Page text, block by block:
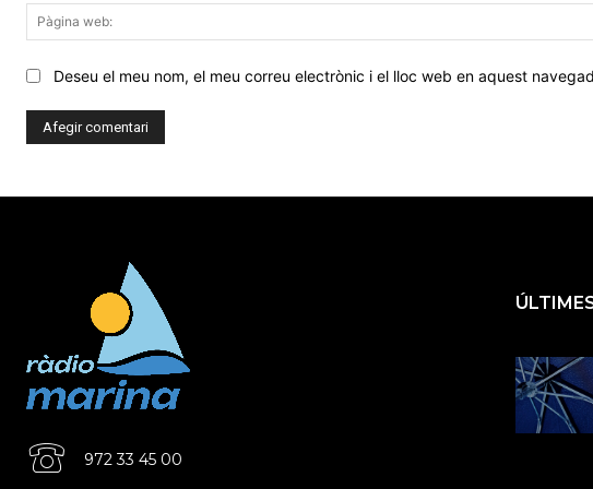
Deseu el meu nom, el meu correu electrònic i el lloc web en aquest
972 33 45 00